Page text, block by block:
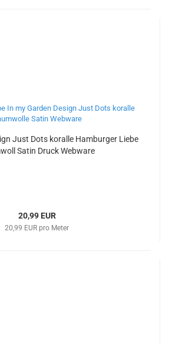
Just Dots koralle Hamburger Liebe
Satin Druck Webware
20,99 EUR
20,99 EUR pro Meter